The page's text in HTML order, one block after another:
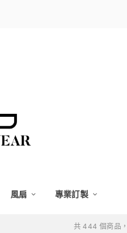
風扇 專業訂製
共 444 個商品